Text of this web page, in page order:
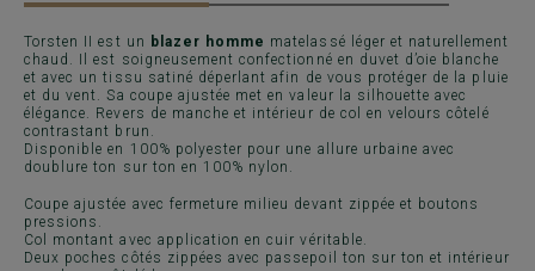
Torsten II est un blazer homme matelassé léger et naturellement
chaud. Il est soigneusement confectionné en duvet d’oie blanche
et avec un tissu satiné déperlant afin de vous protéger de la pluie
et du vent. Sa coupe ajustée met en valeur la silhouette avec
élégance. Revers de manche et intérieur de col en velours côtelé
contrastant brun.
Disponible en 100% polyester pour une allure urbaine avec
doublure ton sur ton en 100% nylon.
Coupe ajustée avec fermeture milieu devant zippée et boutons
pressions.
Col montant avec application en cuir véritable.
Deux poches côtés zippées avec passepoil ton sur ton et intérieur